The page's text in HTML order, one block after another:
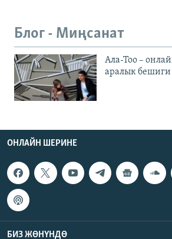
Блог - Миңсанат
Ала-Тоо –
аралык
ОНЛАЙН ШЕРИНЕ
БИЗ ЖӨНҮНДӨ